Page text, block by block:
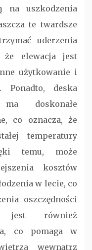
na uszkodzenia
te twardsze
uderzenia
elewacja jest
użytkowanie i
Ponadto, deska
doskonałe
co oznacza, że
temperatury
temu, może
kosztów
w lecie, co
oszczędności
jest również
co pomaga w
wewnątrz